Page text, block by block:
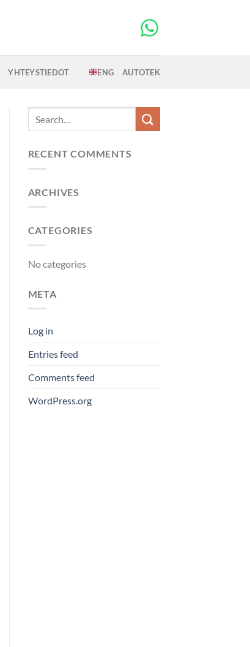
YHTEYSTIEDOT ENG AUTOTEK
RECENT COMMENTS
ARCHIVES
CATEGORIES
No categories
META
Log in
Entries feed
Comments feed
WordPress.org